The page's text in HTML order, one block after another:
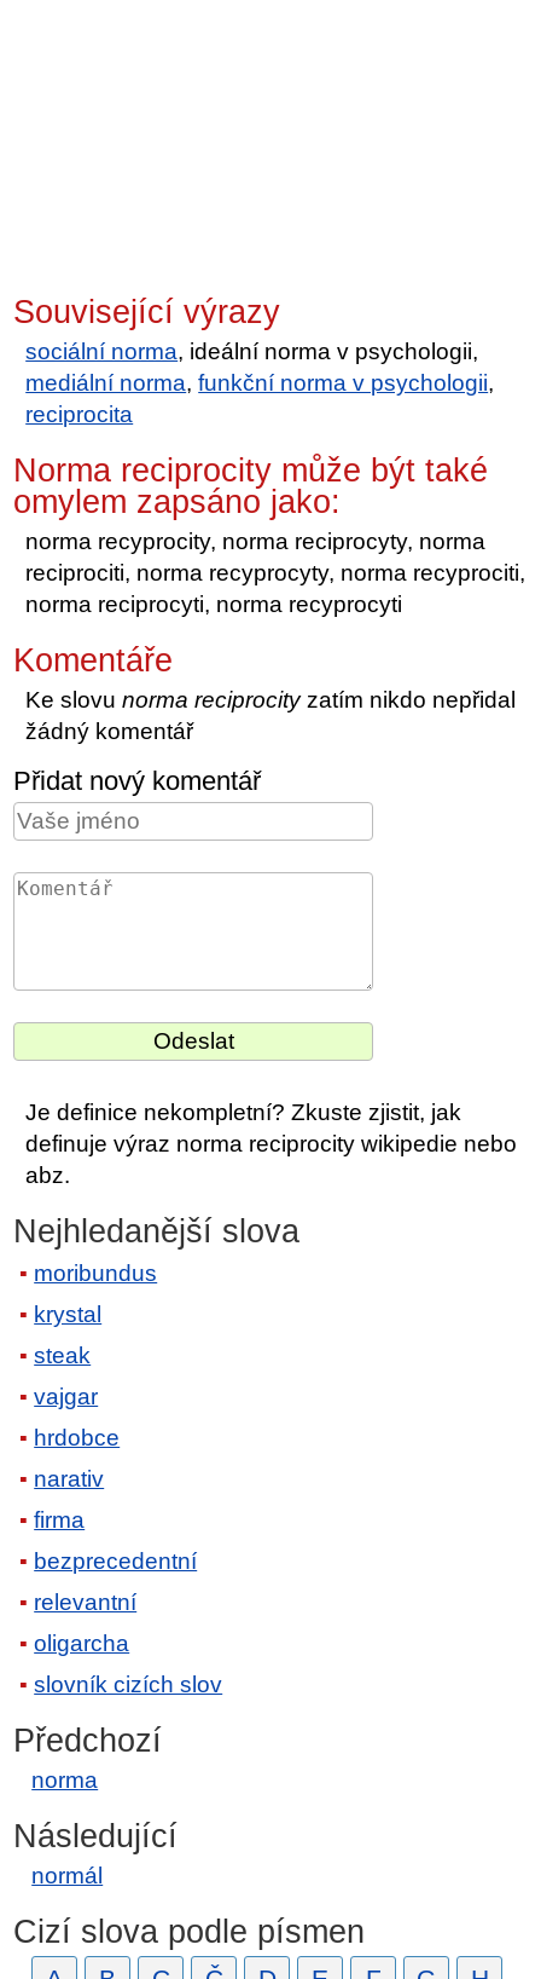
Související výrazy
sociální norma, ideální norma v psychologii,
mediální norma,funkční norma v psychologii,
reciprocita
Norma reciprocity může být také
omylem zapsáno jako:
norma recyprocity, norma reciprocyty, norma
reciprociti, norma recyprocyty, norma recyprociti,
norma reciprocyti, norma recyprocyti
Komentáře
Ke slovunorma reciprocityzatím nikdo nepřidal
žádný komentář
Přidat nový komentář
Je definice nekompletní? Zkuste zjistit, jak
definuje výraz norma reciprocity wikipedie nebo
abz.
Nejhledanější slova
moribundus
krystal
steak
vajgar
hrdobce
narativ
firma
bezprecedentní
relevantní
oligarcha
slovník cizích slov
Předchozí
norma
Následující
normál
Cizí slova podle písmen